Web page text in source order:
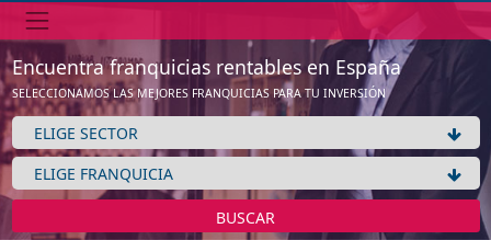
Encuentra franquicias rentables en España
SELECCIONAMOS LAS MEJORES FRANQUICIAS PARA TU INVERSIÓN
BUSCAR